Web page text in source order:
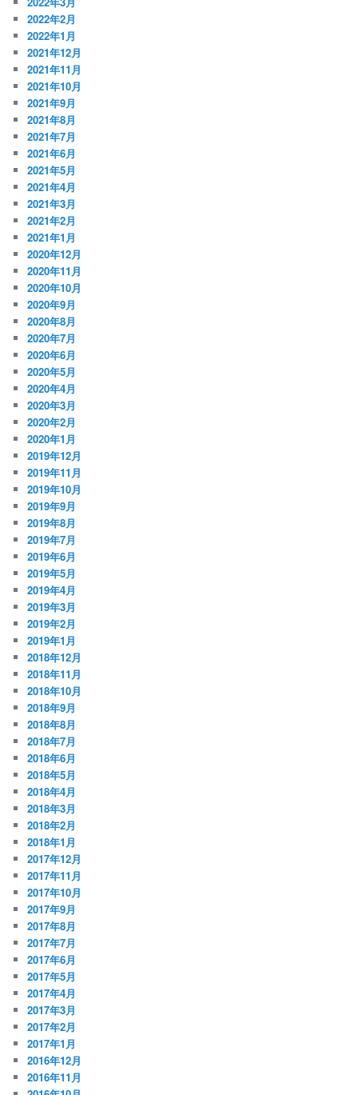
2022年2月
2022年1月
2021年12月
2021年11月
2021年10月
2021年9月
2021年8月
2021年7月
2021年6月
2021年5月
2021年4月
2021年3月
2021年2月
2021年1月
2020年12月
2020年11月
2020年10月
2020年9月
2020年8月
2020年7月
2020年6月
2020年5月
2020年4月
2020年3月
2020年2月
2020年1月
2019年12月
2019年11月
2019年10月
2019年9月
2019年8月
2019年7月
2019年6月
2019年5月
2019年4月
2019年3月
2019年2月
2019年1月
2018年12月
2018年11月
2018年10月
2018年9月
2018年8月
2018年7月
2018年6月
2018年5月
2018年4月
2018年3月
2018年2月
2018年1月
2017年12月
2017年11月
2017年10月
2017年9月
2017年8月
2017年7月
2017年6月
2017年5月
2017年4月
2017年3月
2017年2月
2017年1月
2016年12月
2016年11月